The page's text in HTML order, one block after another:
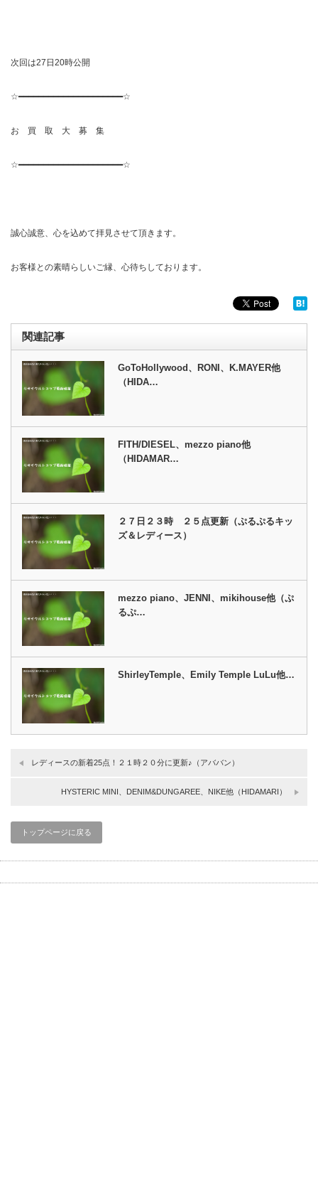
次回は27日20時公開
☆━━━━━━━━━━━━━━━━━━━━━☆
お 買 取 大 募 集
☆━━━━━━━━━━━━━━━━━━━━━☆
誠心誠意、心を込めて拝見させて頂きます。
お客様との素晴らしいご縁、心待ちしております。
関連記事
GoToHollywood、RONI、K.MAYER他
（HIDA…
FITH/DIESEL、mezzo piano他
（HIDAMAR…
２７日２３時 ２５点更新（ぷるぷるキッ
ズ＆レディース）
mezzo piano、JENNI、mikihouse他（ぷ
るぷ…
ShirleyTemple、Emily Temple LuLu他…
レディースの新着25点！２１時２０分に更新♪（アババン）
HYSTERIC MINI、DENIM&DUNGAREE、NIKE他（HIDAMARI）
トップページに戻る